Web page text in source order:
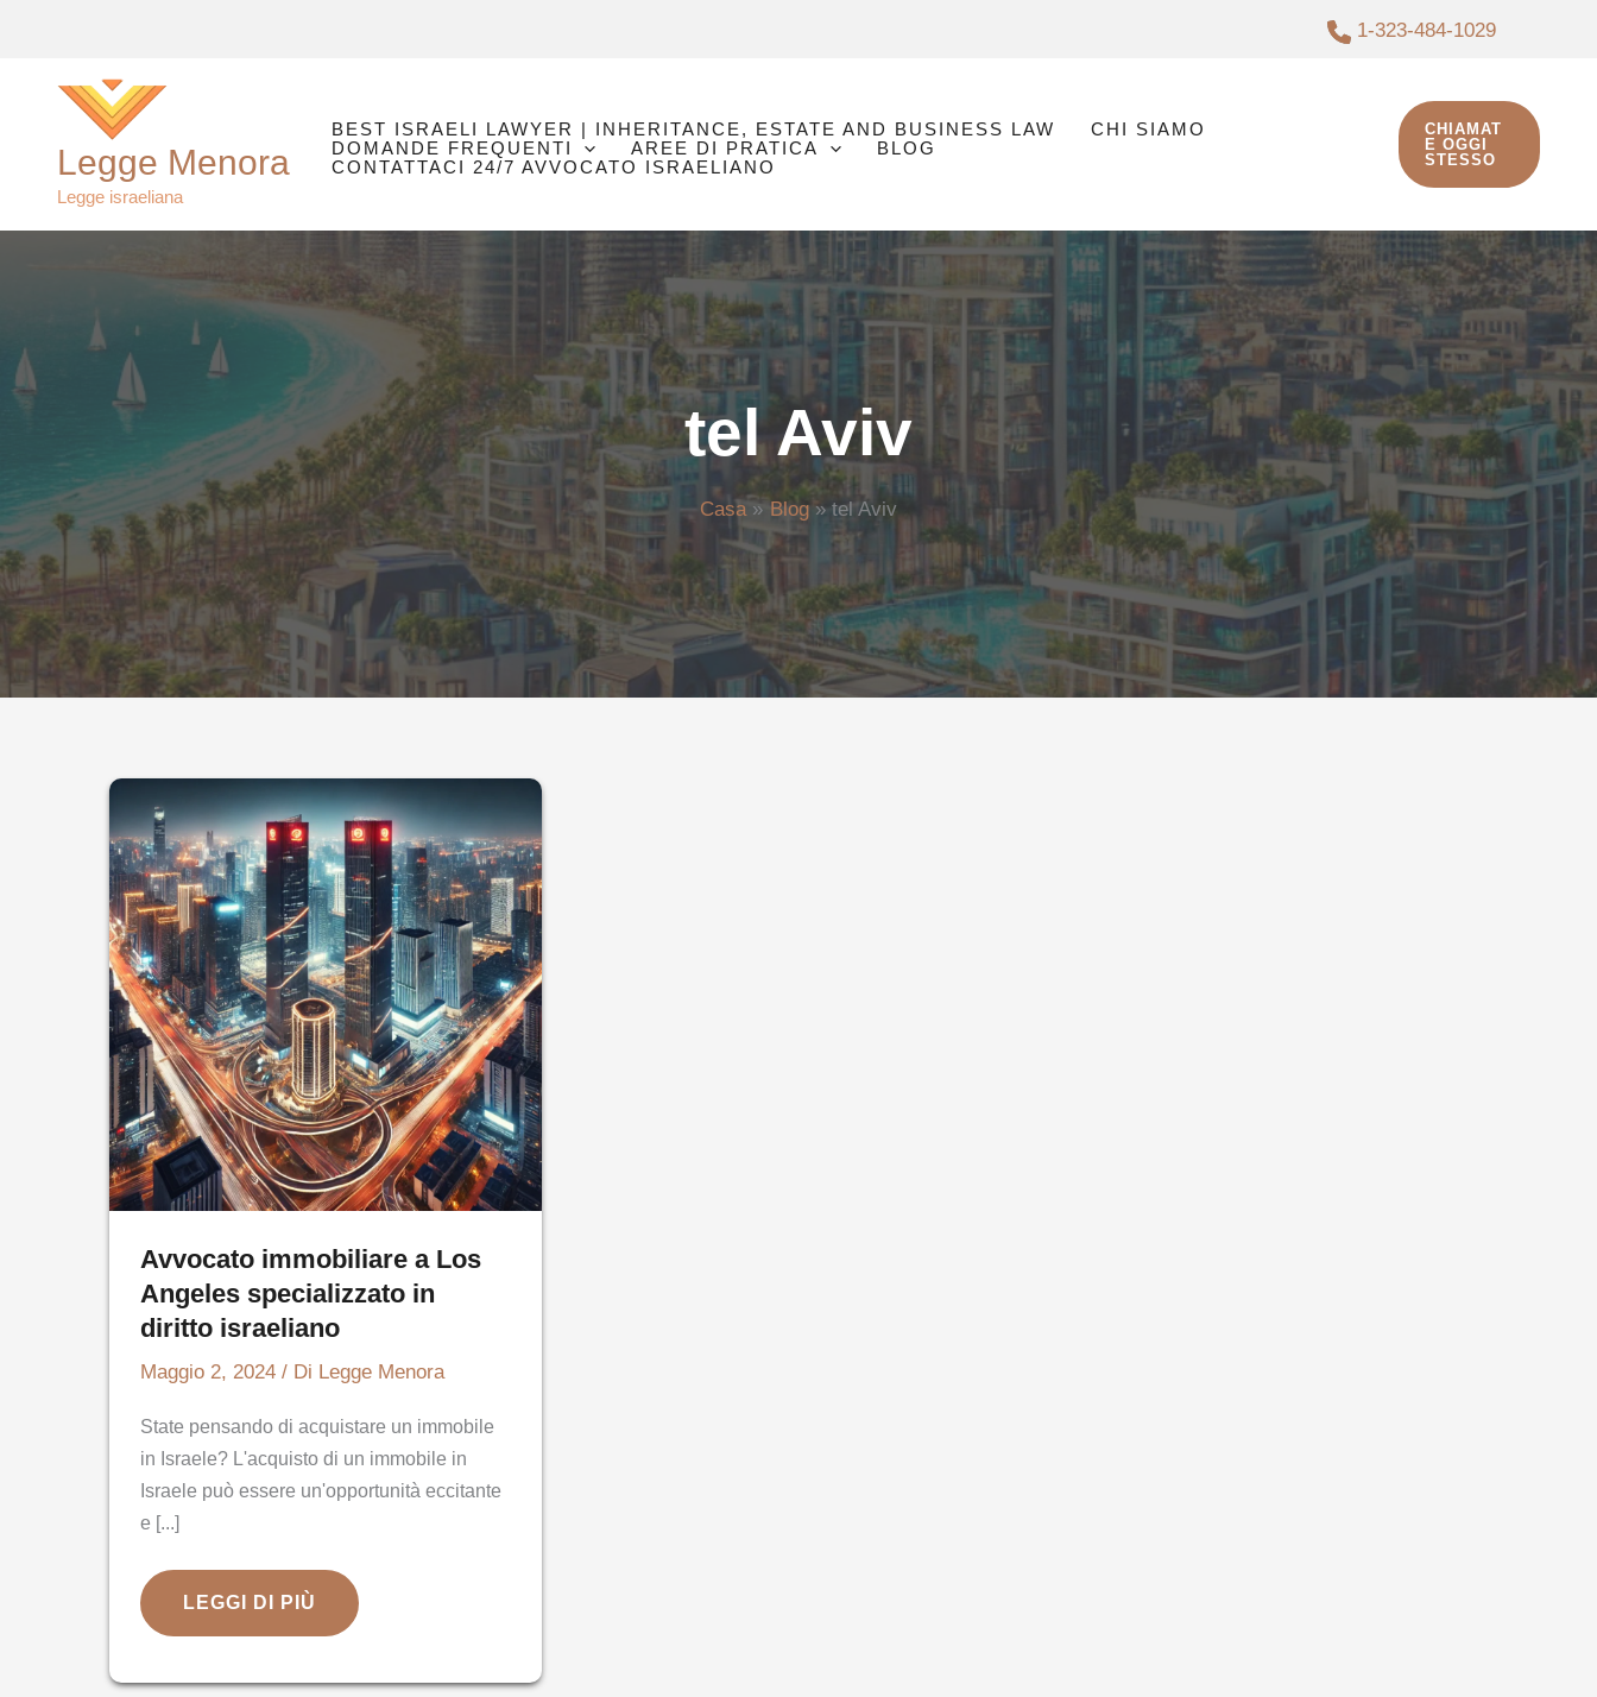
1-323-484-1029
Legge Menora
Legge israeliana
BEST ISRAELI LAWYER | INHERITANCE, ESTATE AND BUSINESS LAW
CHI SIAMO
DOMANDE FREQUENTI
AREE DI PRATICA
BLOG
CONTATTACI 24/7 AVVOCATO ISRAELIANO
CHIAMAT
E OGGI
STESSO
tel Aviv
Casa Blog tel Aviv
Avvocato immobiliare a Los
Angeles specializzato in
diritto israeliano
Maggio 2, 2024 / Di Legge Menora
State pensando di acquistare un immobile
in Israele? L'acquisto di un immobile in
Israele può essere un'opportunità eccitante
e [...]
AVVOCATO
A
LEGGI DI PIÙ